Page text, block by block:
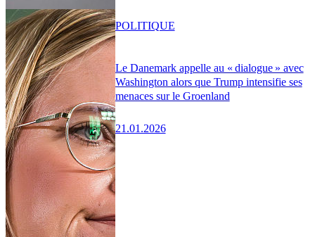
Le Danemark appelle au « dialogue » avec
Washington alors que Trump intensifie ses
menaces sur le Groenland
21.01.2026
POLITIQUE